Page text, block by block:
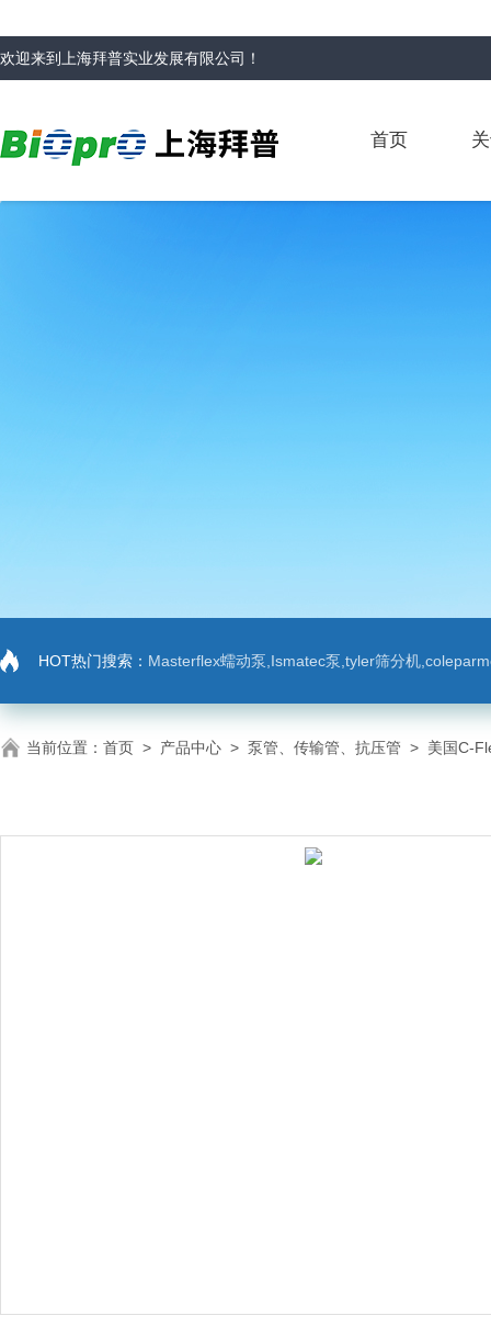
欢迎来到 上海拜普实业发展有限公司 ！
首页
HOT热门搜索： Masterflex蠕动泵,Ismatec泵,tyler筛分机,coleparmer,注射
当前位置： 首页 > 产品中心 > 泵管、传输管、抗压管 > 美国C-